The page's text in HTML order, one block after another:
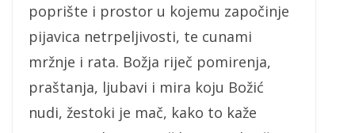
poprište i prostor u kojemu započinje
pijavica netrpeljivosti, te cunami
mržnje i rata. Božja riječ pomirenja,
praštanja, ljubavi i mira koju Božić
nudi, žestoki je mač, kako to kaže